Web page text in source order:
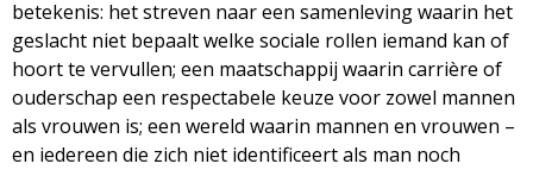
betekenis: het streven naar een samenleving waarin het
geslacht niet bepaalt welke sociale rollen iemand kan of
hoort te vervullen; een maatschappij waarin carrière of
ouderschap een respectabele keuze voor zowel mannen
als vrouwen is; een wereld waarin mannen en vrouwen –
en iedereen die zich niet identificeert als man noch